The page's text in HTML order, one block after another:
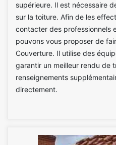
supérieure. Il est nécessaire
sur la toiture. Afin de les
contacter des professionnels
pouvons vous proposer de
Couverture. Il utilise des
garantir un meilleur rendu de
renseignements
directement.